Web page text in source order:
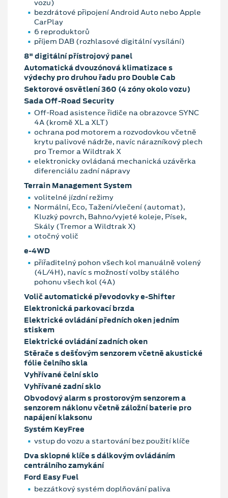
vozu)
bezdrátové připojení Android Auto nebo Apple
CarPlay
6 reproduktorů
příjem DAB (rozhlasové digitální vysílání)
8" digitální přístrojový panel
Automatická dvouzónová klimatizace s
výdechy pro druhou řadu pro Double Cab
Sektorové osvětlení 360 (4 zóny okolo vozu)
Sada Off-Road Security
Off-Road asistence řidiče na obrazovce SYNC
4A (kromě XL a XLT)
ochrana pod motorem a rozvodovkou včetně
krytu palivové nádrže, navíc nárazníkový plech
pro Tremor a Wildtrak X
elektronicky ovládaná mechanická uzávěrka
diferenciálu zadní nápravy
Terrain Management System
volitelné jízdní režimy
Normální, Eco, Tažení/vlečení (automat),
Kluzký povrch, Bahno/vyjeté koleje, Písek,
Skály (Tremor a Wildtrak X)
otočný volič
e-4WD
přiřaditelný pohon všech kol manuálně volený
(4L/4H), navíc s možností volby stálého
pohonu všech kol (4A)
Volič automatické převodovky e-Shifter
Elektronická parkovací brzda
Elektrické ovládání předních oken jedním
stiskem
Elektrické ovládání zadních oken
Stěrače s dešťovým senzorem včetně akustické
fólie čelního skla
Vyhřívané čelní sklo
Vyhřívané zadní sklo
Obvodový alarm s prostorovým senzorem a
senzorem náklonu včetně záložní baterie pro
napájení klaksonu
Systém KeyFree
vstup do vozu a startování bez použití klíče
Dva sklopné klíče s dálkovým ovládáním
centrálního zamykání
Ford Easy Fuel
bezzátkový systém doplňování paliva